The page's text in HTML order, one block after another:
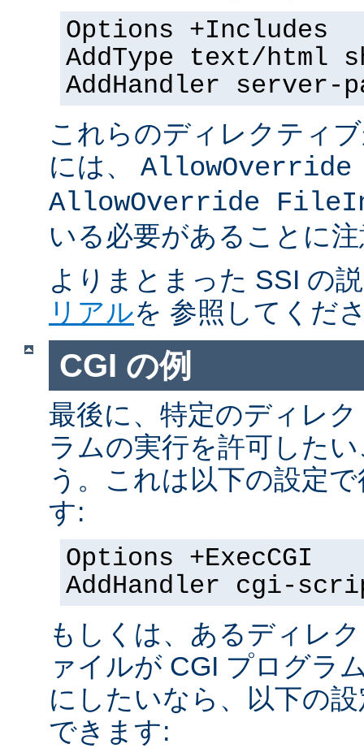
Options +Includes
AddType text/html
AddHandler server-
これらのディレクティ
には、 AllowOverride
AllowOverride
いる必要があることに
よりまとまった SSI の
リアルを 参照してくだ
CGI の例
最後に、特定のディレ
ラムの実行を許可した
う。これは以下の設定
す:
Options +ExecCGI
AddHandler cgi-
もしくは、あるディレ
ァイルが CGI プログラ
にしたいなら、以下の
できます: